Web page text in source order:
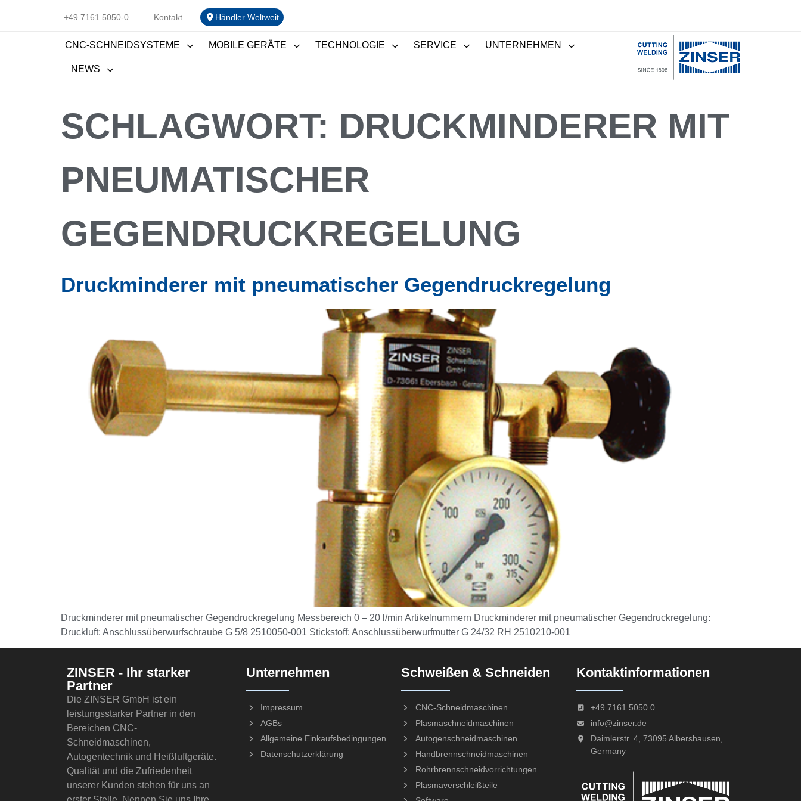
+49 7161 5050-0 Kontakt Händler Weltweit
CNC-SCHNEIDSYSTEME MOBILE GERÄTE TECHNOLOGIE SERVICE UNTERNEHMEN
NEWS
SCHLAGWORT: DRUCKMINDERER MIT
PNEUMATISCHER
GEGENDRUCKREGELUNG
Druckminderer mit pneumatischer Gegendruckregelung
Druckminderer mit pneumatischer Gegendruckregelung Messbereich 0 – 20 l/min Artikelnummern Druckminderer mit pneumatischer Gegendruckregelung:
Druckluft: Anschlussüberwurfschraube G 5/8 2510050-001 Stickstoff: Anschlussüberwurfmutter G 24/32 RH 2510210-001
ZINSER - Ihr starker
Partner
Die ZINSER GmbH ist ein
leistungsstarker Partner in den
Bereichen CNC-
Schneidmaschinen,
Autogentechnik und Heißluftgeräte.
Qualität und die Zufriedenheit
unserer Kunden stehen für uns an
Unternehmen
Impressum
AGBs
Allgemeine Einkaufsbedingungen
Datenschutzerklärung
Schweißen & Schneiden
CNC-Schneidmaschinen
Plasmaschneidmaschinen
Autogenschneidmaschinen
Handbrennschneidmaschinen
Rohrbrennschneidvorrichtungen
Plasmaverschleißteile
Kontaktinformationen
+49 7161 5050 0
info@zinser.de
Daimlerstr. 4, 73095 Albershausen,
Germany